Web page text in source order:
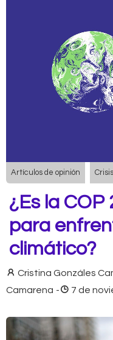
Artículos de opinión
¿Es la
para
climático?
Cristina Gonzáles
Camarena - 7 de